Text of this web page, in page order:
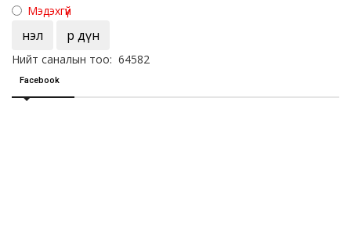
Мэдэхгүй
Үнэл Үр дүн
Нийт саналын тоо: 64582
Facebook